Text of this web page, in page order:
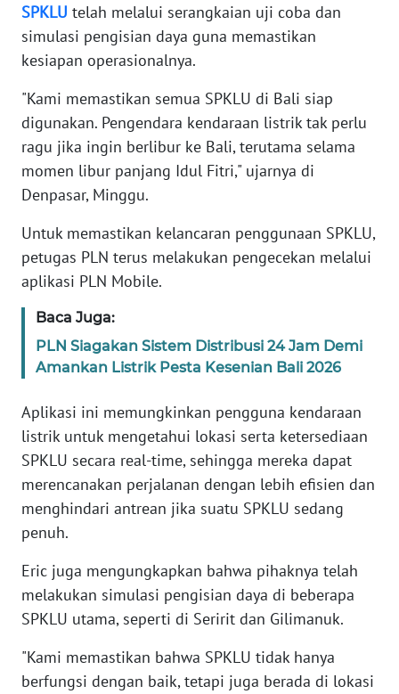
SPKLU telah melalui serangkaian uji coba dan
simulasi pengisian daya guna memastikan
kesiapan operasionalnya.
"Kami memastikan semua SPKLU di Bali siap
digunakan. Pengendara kendaraan listrik tak perlu
ragu jika ingin berlibur ke Bali, terutama selama
momen libur panjang Idul Fitri," ujarnya di
Denpasar, Minggu.
Untuk memastikan kelancaran penggunaan SPKLU,
petugas PLN terus melakukan pengecekan melalui
aplikasi PLN Mobile.
Baca Juga:
PLN Siagakan Sistem Distribusi 24 Jam Demi
Amankan Listrik Pesta Kesenian Bali 2026
Aplikasi ini memungkinkan pengguna kendaraan
listrik untuk mengetahui lokasi serta ketersediaan
SPKLU secara real-time, sehingga mereka dapat
merencanakan perjalanan dengan lebih efisien dan
menghindari antrean jika suatu SPKLU sedang
penuh.
Eric juga mengungkapkan bahwa pihaknya telah
melakukan simulasi pengisian daya di beberapa
SPKLU utama, seperti di Seririt dan Gilimanuk.
"Kami memastikan bahwa SPKLU tidak hanya
berfungsi dengan baik, tetapi juga berada di lokasi
BANTEN
NTT
WN
KEPRI
PAPUA
WN
BARAT
RIAU
WN
SERAMBI
WN
WN
SULTRA
WN
NTB